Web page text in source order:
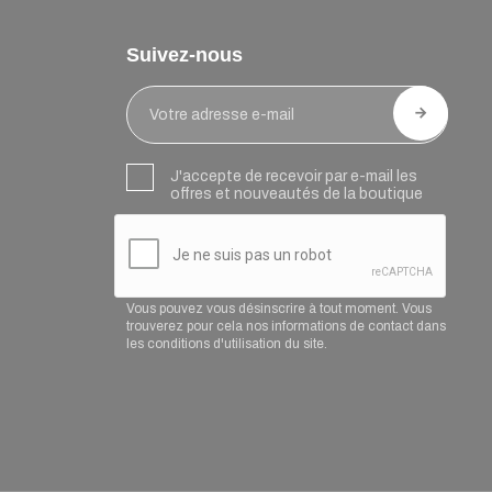
Suivez-nous
J'accepte de recevoir par e-mail les
offres et nouveautés de la boutique
Vous pouvez vous désinscrire à tout moment. Vous
trouverez pour cela nos informations de contact dans
les conditions d'utilisation du site.